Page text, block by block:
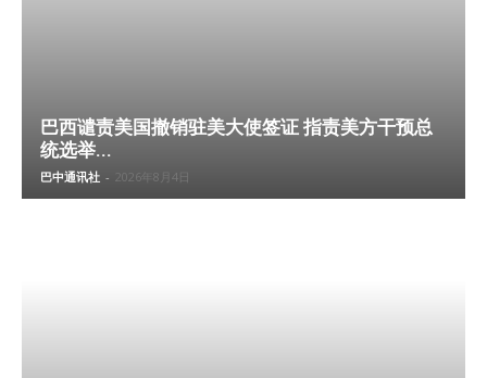
巴西谴责美国撤销驻美大使签证 指责美方干预总
统选举...
巴中通讯社 - 2026年8月4日